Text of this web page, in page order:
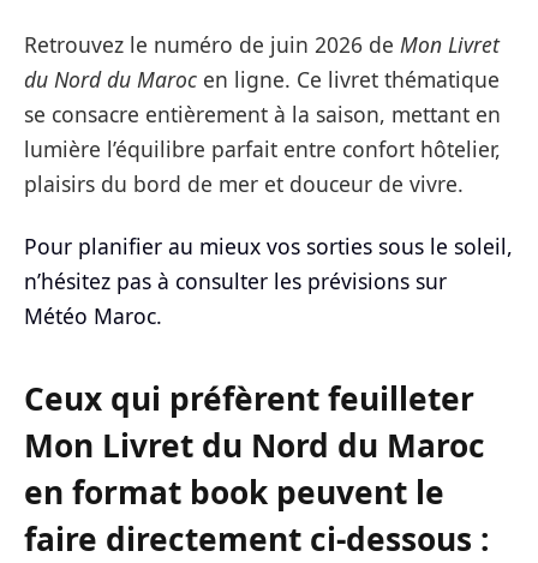
Retrouvez le numéro de juin 2026 de Mon Livret
du Nord du Maroc en ligne. Ce livret thématique
se consacre entièrement à la saison, mettant en
lumière l’équilibre parfait entre confort hôtelier,
plaisirs du bord de mer et douceur de vivre.
Pour planifier au mieux vos sorties sous le soleil,
n’hésitez pas à consulter les prévisions sur
Météo Maroc.
Ceux qui préfèrent feuilleter
Mon Livret du Nord du Maroc
en format book peuvent le
faire directement ci-dessous :